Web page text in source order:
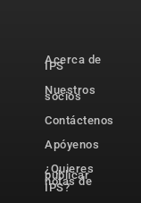
Acerca de
IPS
Nuestros
socios
Contáctenos
Apóyenos
¿Quieres
publicar
notas de
IPS?